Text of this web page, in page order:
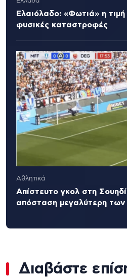
Ελαιόλαδο: «Φωτιά» η τιμή
φυσικές καταστροφές
Αθλητικά
Απίστευτο γκολ στη
απόσταση μεγαλύτερη
Διαβάστε